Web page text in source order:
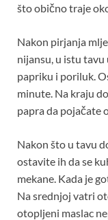
što obično traje
Nakon pirjanja
nijansu, u istu
papriku i poriluk.
minute. Na kraju
papra da pojačate
Nakon što u tavu
ostavite ih da se
mekane. Kada je
Na srednjoj vatri
otopljeni maslac